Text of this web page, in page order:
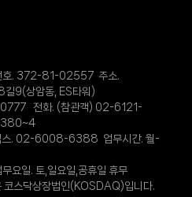
호. 372-81-02557 주소.
길9(상암동, ES타워)
전화. (참관객) 02-6121-
. 02-6008-6388 업무시간. 월-
요일. 토,일요일,공휴일 휴무
스닥상장법인(KOSDAQ)입니다.